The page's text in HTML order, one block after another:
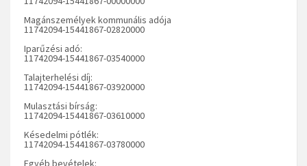
Magánszemélyek kommunális adója
11742094-15441867-02820000
Iparűzési adó:
11742094-15441867-03540000
Talajterhelési díj:
11742094-15441867-03920000
Mulasztási bírság:
11742094-15441867-03610000
Késedelmi pótlék:
11742094-15441867-03780000
Egyéb bevételek: